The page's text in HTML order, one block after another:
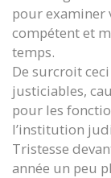
pour examiner
compétent et
temps.
De surcroit
justiciables,
pour les
l’institution
Tristesse
année un peu